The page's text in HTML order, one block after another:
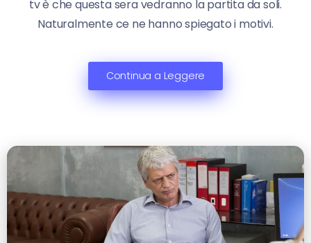
tv è che questa sera vedranno la partita da soli.
Naturalmente ce ne hanno spiegato i motivi.
Continua a Leggere